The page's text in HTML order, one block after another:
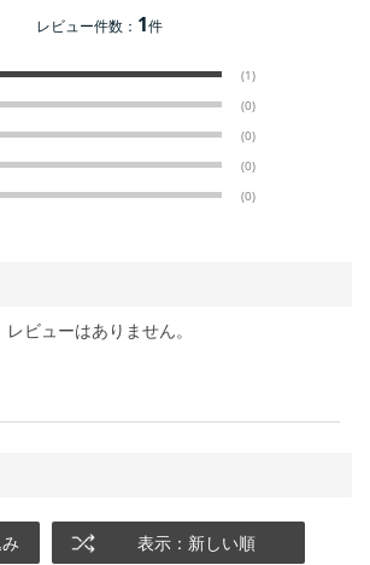
レビュー件数： 1件
(1)
(0)
(0)
(0)
(0)
表示：新しい順
レビューはありません。